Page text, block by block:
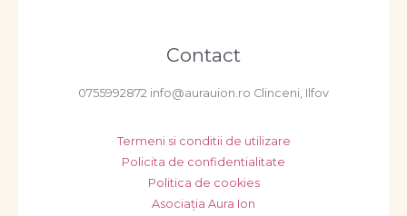
Contact
0755992872 info@aurauion.ro Clinceni, Ilfov
Termeni si conditii de utilizare
Policita de confidentialitate
Politica de cookies
Asociația Aura Ion